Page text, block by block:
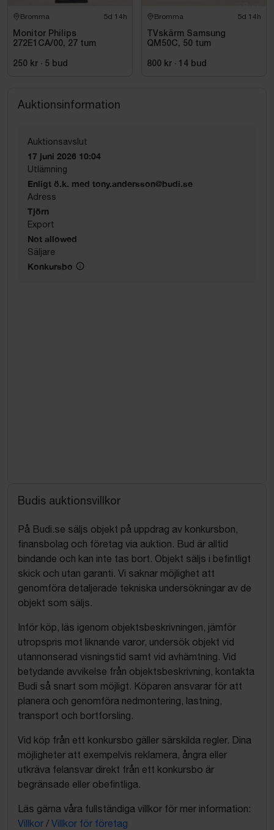
Bromma 5d 14h
Monitor Philips
272E1CA/00, 27 tum
250 kr · 5 bud
Bromma 5d 14h
TVskärm Samsung
QM50C, 50 tum
800 kr · 14 bud
Auktionsinformation
Auktionsavslut
17 juni 2026 10:04
Utlämning
Enligt ö.k. med tony.andersson@budi.se
Adress
Tjörn
Export
Not allowed
Säljare
Konkursbo
Budis auktionsvillkor
På Budi.se säljs objekt på uppdrag av konkursbon,
finansbolag och företag via auktion. Bud är alltid
bindande och kan inte tas bort. Objekt säljs i befintligt
skick och utan garanti. Vi saknar möjlighet att
genomföra detaljerade tekniska undersökningar av de
objekt som säljs.
Inför köp, läs igenom objektsbeskrivningen, jämför
utropspris mot liknande varor, undersök objekt vid
utannonserad visningstid samt vid avhämtning. Vid
betydande avvikelse från objektsbeskrivning, kontakta
Budi så snart som möjligt. Köparen ansvarar för att
planera och genomföra nedmontering, lastning,
transport och bortforsling.
Vid köp från ett konkursbo gäller särskilda regler. Dina
möjligheter att exempelvis reklamera, ångra eller
utkräva felansvar direkt från ett konkursbo är
begränsade eller obefintliga.
Läs gärna våra fullständiga villkor för mer information:
Villkor / Villkor för företag